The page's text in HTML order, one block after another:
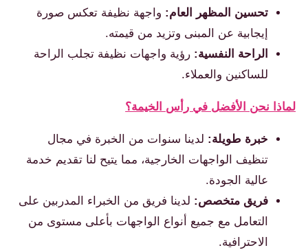
تحسين المظهر العام: واجهة نظيفة تعكس صورة
إيجابية عن المبنى وتزيد من قيمته.
الراحة النفسية: رؤية واجهات نظيفة تجلب الراحة
للساكنين والعملاء.
لماذا نحن الأفضل في رأس الخيمة؟
خبرة طويلة: لدينا سنوات من الخبرة في مجال
تنظيف الواجهات الخارجية، مما يتيح لنا تقديم خدمة
عالية الجودة.
فريق متخصص: لدينا فريق من الخبراء المدربين على
التعامل مع جميع أنواع الواجهات بأعلى مستوى من
الاحترافية.